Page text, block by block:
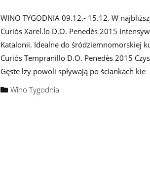
WINO TYGODNIA 09.12.- 15.12. W
Curiós Xarel.lo D.O. Penedès 2015
Katalonii. Idealne do śródziemnomorskiej
Curiós Tempranillo D.O. Penedès 2015
Gęste łzy powoli spływają po ściankach kie
Wino Tygodnia